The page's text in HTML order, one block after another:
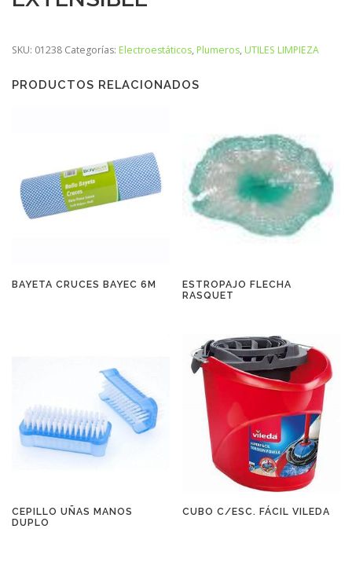
SKU: 01238 Categorías: Electroestáticos, Plumeros, UTILES LIMPIEZA
PRODUCTOS RELACIONADOS
BAYETA CRUCES BAYEC 6M
ESTROPAJO FLECHA
RASQUET
CEPILLO UÑAS MANOS
DUPLO
CUBO C/ESC. FÁCIL VILEDA